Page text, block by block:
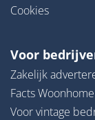
Cookies
Voor
Zakelijk
Facts Woonhome
Voor vintage